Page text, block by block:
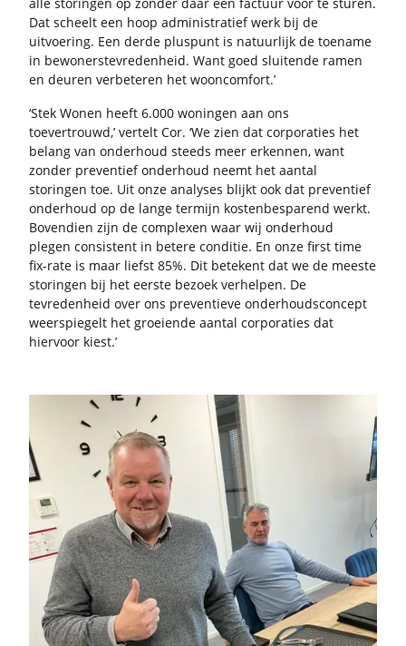
Dat scheelt een hoop ad­mi­ni­stra­tief werk bij de
uit­voe­ring. Een derde plus­punt is na­tuur­lijk de toe­na­me
in be­wo­ners­te­vre­den­heid. Want goed slui­ten­de ramen
en deu­ren ver­be­te­ren het woon­com­fort.’
‘Stek Wonen heeft 6.000 wo­nin­gen aan ons
toe­ver­trouwd,’ ver­telt Cor. ‘We zien dat cor­po­ra­ties het
be­lang van on­der­houd steeds meer er­ken­nen, want
zon­der pre­ven­tief on­der­houd neemt het aan­tal
sto­rin­gen toe. Uit onze ana­ly­ses blijkt ook dat pre­ven­tief
on­der­houd op de lange ter­mijn kos­ten­be­spa­rend werkt.
Bo­ven­dien zijn de com­plexen waar wij on­der­houd
ple­gen con­sis­tent in be­te­re con­di­tie. En onze first time
fix-​rate is maar liefst 85%. Dit be­te­kent dat we de mees­te
sto­rin­gen bij het eer­ste be­zoek ver­hel­pen. De
te­vre­den­heid over ons pre­ven­tie­ve on­der­houds­con­cept
weer­spie­gelt het groei­en­de aan­tal cor­po­ra­ties dat
hier­voor kiest.’